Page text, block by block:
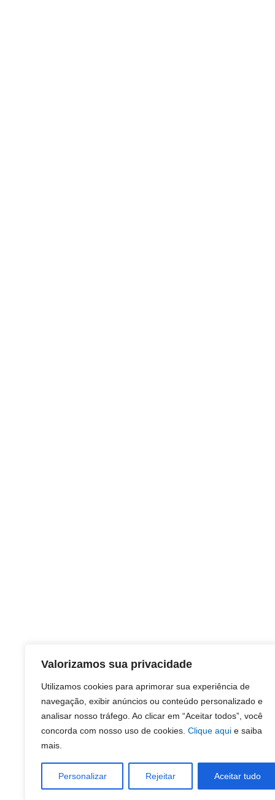
Valorizamos sua privacidade
Utilizamos cookies para aprimorar sua experiência de
navegação, exibir anúncios ou conteúdo personalizado e
analisar nosso tráfego. Ao clicar em “Aceitar todos”, você
concorda com nosso uso de cookies. Clique aqui e saiba
mais.
Personalizar Rejeitar Aceitar tudo